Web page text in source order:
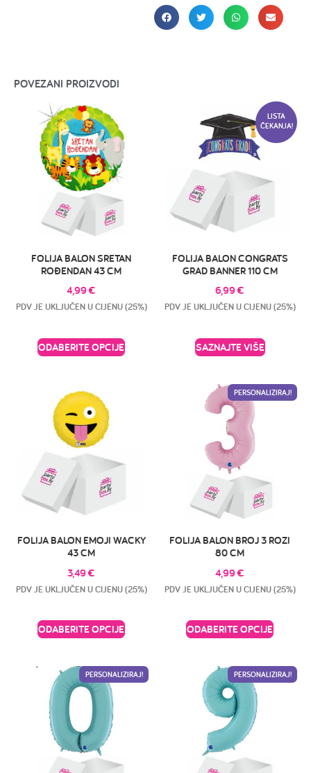
POVEZANI PROIZVODI
FOLIJA BALON SRETAN
ROĐENDAN 43 CM
4,99€
PDV JE UKLJUČEN U CIJENU (25%)
ODABERITE OPCIJE
LISTA
ČEKANJA!
FOLIJA BALON CONGRATS
GRAD BANNER 110 CM
6,99€
PDV JE UKLJUČEN U CIJENU (25%)
SAZNAJTE VIŠE
FOLIJA BALON EMOJI WACKY
43 CM
3,49€
PDV JE UKLJUČEN U CIJENU (25%)
ODABERITE OPCIJE
PERSONALIZIRAJ!
FOLIJA BALON BROJ 3 ROZI
80 CM
4,99€
PDV JE UKLJUČEN U CIJENU (25%)
ODABERITE OPCIJE
PERSONALIZIRAJ! PERSONALIZIRAJ!